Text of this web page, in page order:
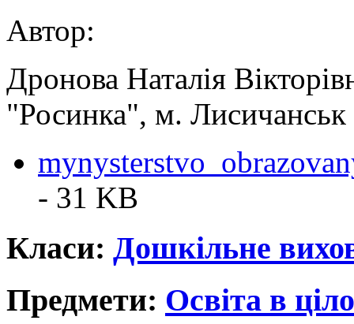
Автор:
Дронова Наталія
"Росинка", м. Лисичанськ
- 31 KB
Класи: Дошкільне
Предмети: Освіта в